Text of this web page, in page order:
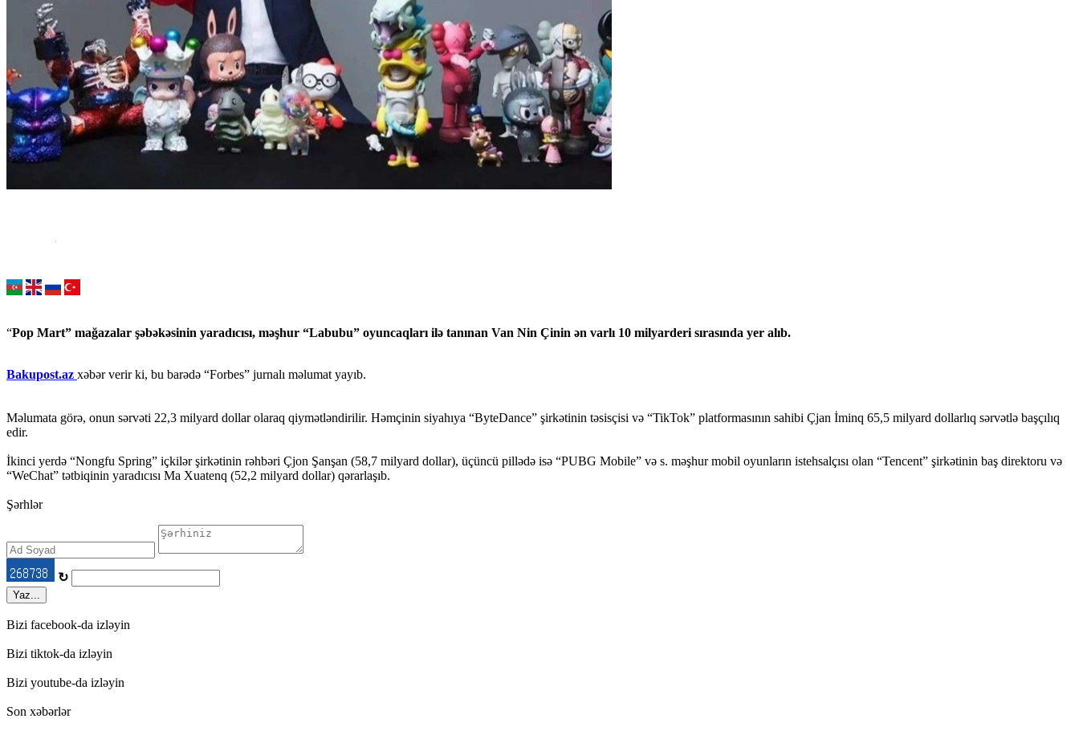
“Pop Mart” mağazalar şəbəkəsinin yaradıcısı, məşhur “Labubu” oyuncaqları ilə tanınan Van Nin Çinin ən varlı 10 milyarderi sırasında yer alıb.
Bakupost.az xəbər verir ki, bu barədə “Forbes” jurnalı məlumat yayıb.
Məlumata görə, onun sərvəti 22,3 milyard dollar olaraq qiymətləndirilir. Həmçinin siyahıya “ByteDance” şirkətinin təsisçisi və “TikTok” platformasının sahibi Çjan İminq 65,5 milyard dollarlıq sərvətlə başçılıq
edir.
İkinci yerdə “Nongfu Spring” içkilər şirkətinin rəhbəri Çjon Şanşan (58,7 milyard dollar), üçüncü pillədə isə “PUBG Mobile” və s. məşhur mobil oyunların istehsalçısı olan “Tencent” şirkətinin baş direktoru və
“WeChat” tətbiqinin yaradıcısı Ma Xuatenq (52,2 milyard dollar) qərarlaşıb.
Şərhlər
↻
Yaz...
Bizi facebook-da izləyin
Bizi tiktok-da izləyin
Bizi youtube-da izləyin
Son xəbərlər